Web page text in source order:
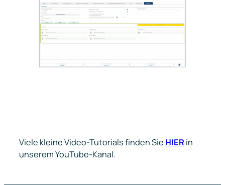
Viele kleine Video-Tutorials finden Sie HIER in
unserem YouTube-Kanal.